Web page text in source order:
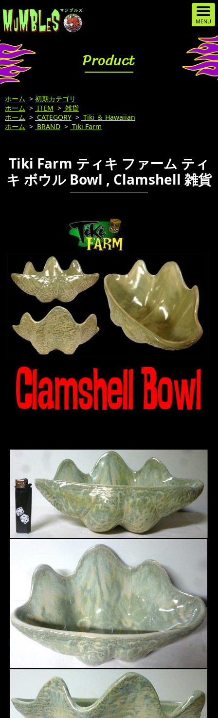
Product
ホーム > 初期カテゴリ
ホーム > ITEM > 雑貨
ホーム > CATEGORY > Tiki ＆ Hawaiian
ホーム > BRAND > Tiki Farm
Tiki Farm ティキ ファーム ティ
キ ボウル Bowl , Clamshell 雑貨